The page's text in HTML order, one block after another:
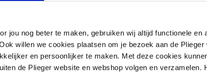
jou nog beter te maken, gebruiken wij altijd functionele en
willen we cookies plaatsen om je bezoek aan de
en persoonlijker te maken. Met deze cookies
de Plieger website en webshop volgen en verzamelen.